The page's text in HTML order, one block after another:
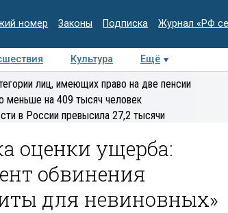
номер Законы Подписка Журнал «РФ
Культура
Ещё
Интервью Колумнисты
лиц, имеющих право на две пенсии
меньше на 409 тысяч человек
в России превысила 27,2 тысячи
оценки ущерба:
обвинения
для невиновных»